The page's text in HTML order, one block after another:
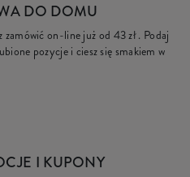
DO DOMU
zamówić on-line już od 43 zł. Podaj
pozycje i ciesz się smakiem w
I KUPONY